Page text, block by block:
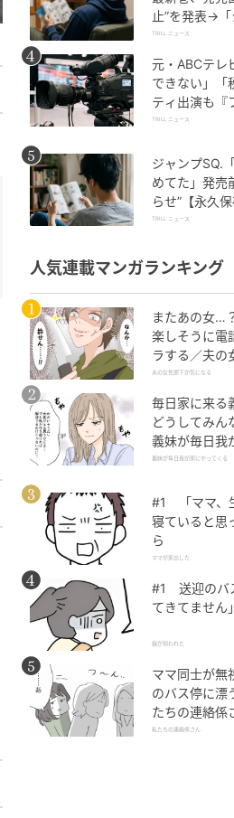
止”を発表→
い」SNS憔悴
TRILL ニュース
元・ABCテレ
できない」「
ティ出演も『
の“厳しい現実
TRILL ニュース
ジャンプSQ.
めてた」発売
らせ”【永久
騒ぎのワケ
TRILL ニュース
人気連載マンガランキング
またあの女…
楽しそうに電
ラする／夫の
る（1）【夫
夫の女性部下が気になる
毎日家に来る
どうしてみん
義妹が毎日我
（1）【義父
義妹が毎日我が家にやってくる
#1 「ママ、
寝ていると思
ら
ママが家出した
#1 送迎のバ
てきてません」
娘が拐われた
ママ同士が無
のバス停に漂
たちの連絡係
私たちの連絡係さん